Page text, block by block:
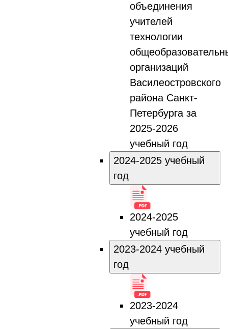
объединения
учителей
технологии
организаций
Василеостровского
района Санкт-
Петербурга за
2025-2026
учебный год
2024-2025 учебный
год
2024-2025
учебный год
2023-2024 учебный
год
2023-2024
учебный год